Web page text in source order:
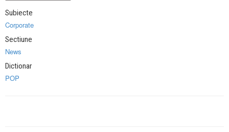
Subiecte
Corporate
Sectiune
News
Dictionar
POP